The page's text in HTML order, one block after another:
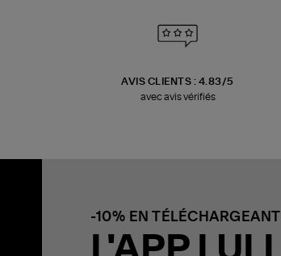
AVIS CLIENTS : 4.83/5
avec avis vérifiés
-10% EN TÉLÉCHARGEANT